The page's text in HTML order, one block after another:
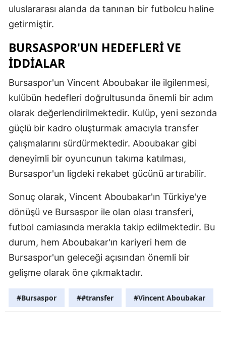
Muş
Rize
Sakarya
Sinop
Sivas
Tekirdağ
Tokat
Trabzon
Şanlıurfa
uluslararası alanda da tanınan bir futbolcu haline
getirmiştir.
BURSASPOR'UN HEDEFLERI VE
İDDIALAR
Bursaspor'un Vincent Aboubakar ile ilgilenmesi,
kulübün hedefleri doğrultusunda önemli bir adım
olarak değerlendirilmektedir. Kulüp, yeni sezonda
güçlü bir kadro oluşturmak amacıyla transfer
çalışmalarını sürdürmektedir. Aboubakar gibi
deneyimli bir oyuncunun takıma katılması,
Bursaspor'un ligdeki rekabet gücünü artırabilir.
Sonuç olarak, Vincent Aboubakar'ın Türkiye'ye
dönüşü ve Bursaspor ile olan olası transferi,
futbol camiasında merakla takip edilmektedir. Bu
durum, hem Aboubakar'ın kariyeri hem de
Bursaspor'un geleceği açısından önemli bir
gelişme olarak öne çıkmaktadır.
#Bursaspor ##transfer #Vincent Aboubakar